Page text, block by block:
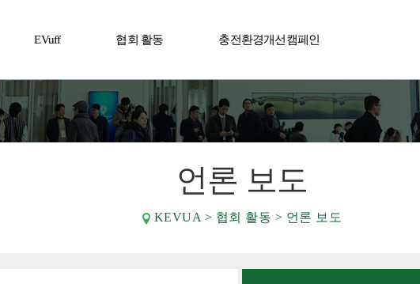
EVuff 협회 활동 충전환경개선캠페인
전진사어워드
언론 보도
KEVUA > 협회 활동 > 언론 보도